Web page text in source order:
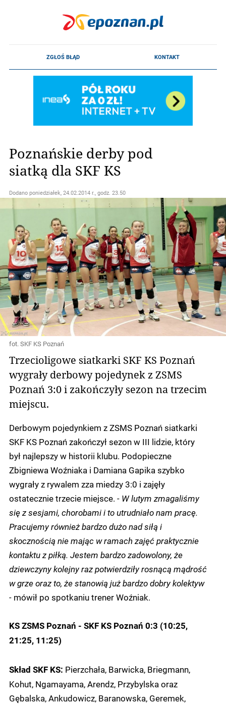
Poznańskie derby pod
siatką dla SKF KS
Dodano poniedziałek, 24.02.2014 r., godz. 23.50
fot. SKF KS Poznań
Trzecioligowe siatkarki SKF KS Poznań
wygrały derbowy pojedynek z ZSMS
Poznań 3:0 i zakończyły sezon na trzecim
miejscu.
Derbowym pojedynkiem z ZSMS Poznań siatkarki
SKF KS Poznań zakończył sezon w III lidzie, który
był najlepszy w historii klubu. Podopieczne
Zbigniewa Woźniaka i Damiana Gapika szybko
wygrały z rywalem zza miedzy 3:0 i zajęły
ostatecznie trzecie miejsce. - W lutym zmagaliśmy
się z sesjami, chorobami i to utrudniało nam pracę.
Pracujemy również bardzo dużo nad siłą i
skocznością nie mając w ramach zajęć praktycznie
kontaktu z piłką. Jestem bardzo zadowolony, że
dziewczyny kolejny raz potwierdziły rosnącą mądrość
w grze oraz to, że stanowią już bardzo dobry kolektyw
- mówił po spotkaniu trener Woźniak.
KS ZSMS Poznań - SKF KS Poznań 0:3 (10:25,
21:25, 11:25)
Skład SKF KS: Pierzchała, Barwicka, Briegmann,
Kohut, Ngamayama, Arendz, Przybylska oraz
Gębalska, Ankudowicz, Baranowska, Geremek,